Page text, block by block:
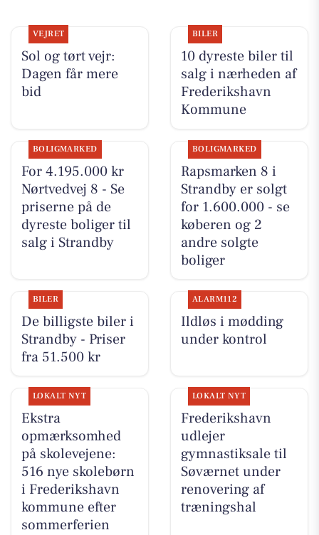
VEJRET
Sol og tørt vejr:
Dagen får mere
bid
BILER
10 dyreste biler til
salg i nærheden af
Frederikshavn
Kommune
BOLIGMARKED
For 4.195.000 kr
Nørtvedvej 8 - Se
priserne på de
dyreste boliger til
salg i Strandby
BOLIGMARKED
Rapsmarken 8 i
Strandby er solgt
for 1.600.000 - se
køberen og 2
andre solgte
boliger
BILER
De billigste biler i
Strandby - Priser
fra 51.500 kr
ALARM112
Ildløs i mødding
under kontrol
LOKALT NYT
Ekstra
opmærksomhed
på skolevejene:
516 nye skolebørn
i Frederikshavn
kommune efter
sommerferien
LOKALT NYT
Frederikshavn
udlejer
gymnastiksale til
Søværnet under
renovering af
træningshal